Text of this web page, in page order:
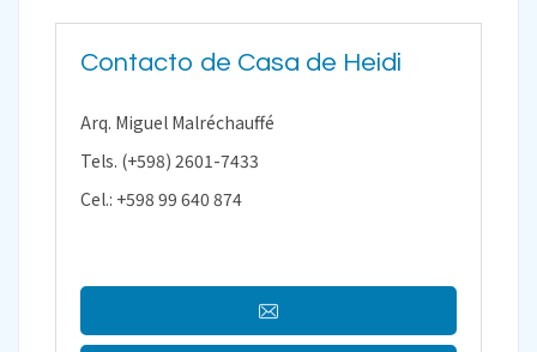
Contacto de Casa de Heidi
Arq. Miguel Malréchauffé
Tels. (+598) 2601-7433
Cel.: +598 99 640 874